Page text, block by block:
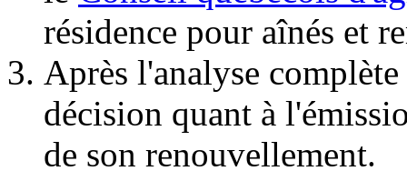
résidence pour aînés et
Après l'analyse
décision quant à
de son renouvellement.